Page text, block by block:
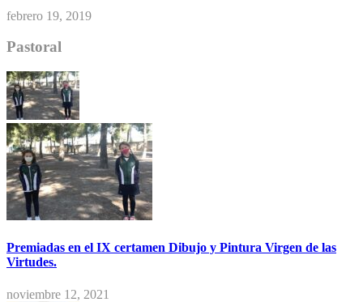
febrero 19, 2019
Pastoral
Premiadas en el IX certamen Dibujo y Pintura Virgen de las
Virtudes.
noviembre 12, 2021